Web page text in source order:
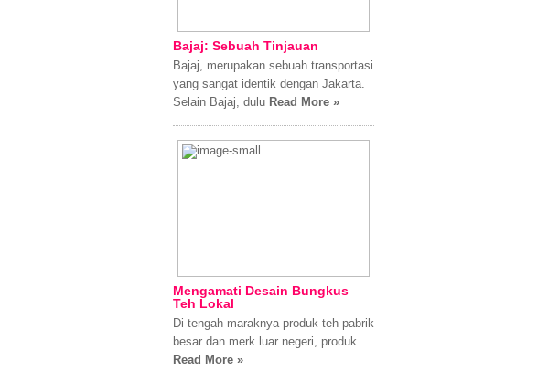
Bajaj: Sebuah Tinjauan
Bajaj, merupakan sebuah transportasi
yang sangat identik dengan Jakarta.
Selain Bajaj, dulu Read More »
Mengamati Desain Bungkus
Teh Lokal
Di tengah maraknya produk teh pabrik
besar dan merk luar negeri, produk
Read More »